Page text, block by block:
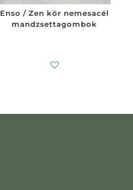
Enso / Zen kör nemesacél
mandzsettagombok